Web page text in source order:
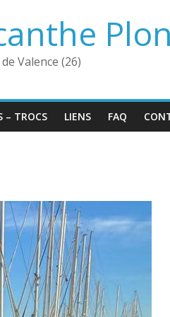
Valence (26)
– TROCS LIENS FAQ